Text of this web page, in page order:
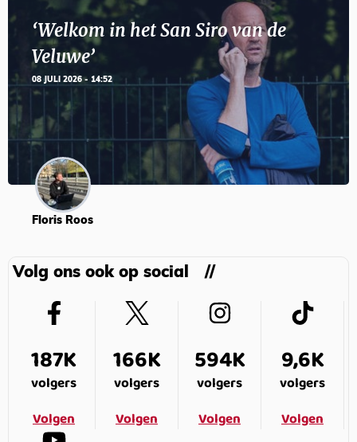
‘Welkom in het San Siro van de
Veluwe’
08 JULI 2026 - 14:52
Floris Roos
Volg ons ook op social
187K
volgers
Volgen
166K
volgers
Volgen
594K
volgers
Volgen
9,6K
volgers
Volgen